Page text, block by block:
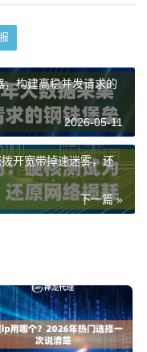
构建高稳并发请求的
2026-05-11
开宽带掉速迷雾，还
下一篇 »